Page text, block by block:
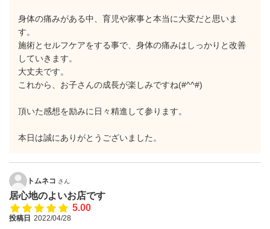
身体の痛みがある中、育児や家事と本当に大変だと思いま
す。
施術とセルフケアをする事で、身体の痛みはしっかりと改善
していきます。
大丈夫です。
これから、お子さんの成長が楽しみですね(#^^#)
頂いた感想を励みに日々精進して参ります。
本日は誠にありがとうございました。
トムネコ さん
居心地のよいお店です
5.00
投稿日 2022/04/28